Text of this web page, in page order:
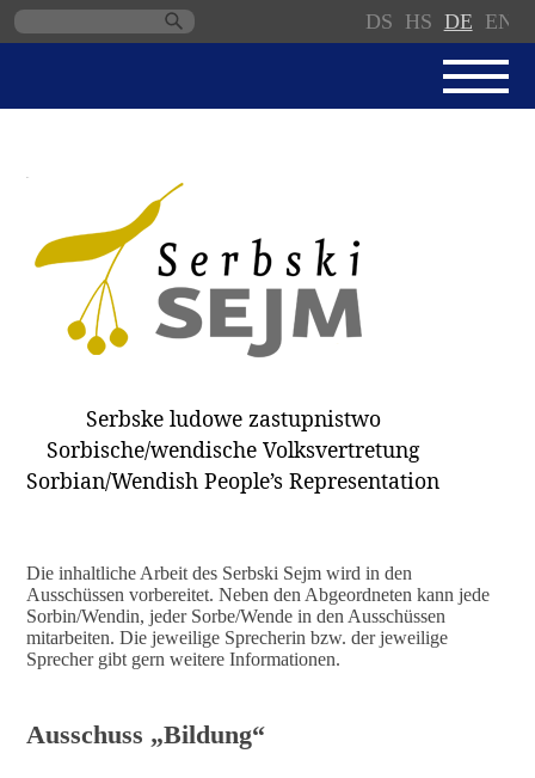
DS HS DE EN
SERBSKI SEJM
GESCHÄFTSORDNUNG
PROTOKOLLE / BESCHLÜSSE
SPENDEN
ABGEORDNETE
AUSSCHÜSSE
Serbske ludowe zastupnistwo
Sorbische/wendische Volksvertretung
Sorbian/Wendish People’s Representation
Die inhaltliche Arbeit des Serbski Sejm wird in den
Ausschüssen vorbereitet. Neben den Abgeordneten kann jede
Sorbin/Wendin, jeder Sorbe/Wende in den Ausschüssen
mitarbeiten. Die jeweilige Sprecherin bzw. der jeweilige
Sprecher gibt gern weitere Informationen.
Ausschuss „Bildung“